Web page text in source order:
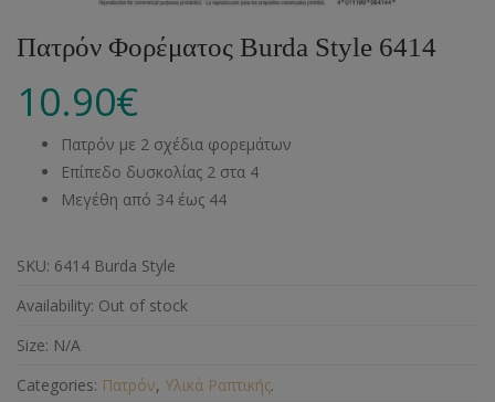
Πατρόν Φορέματος Burda Style 6414
10.90€
Πατρόν με 2 σχέδια φορεμάτων
Επίπεδο δυσκολίας 2 στα 4
Μεγέθη από 34 έως 44
SKU: 6414 Burda Style
Availability: Out of stock
Size: N/A
Categories: Πατρόν, Υλικά Ραπτικής.